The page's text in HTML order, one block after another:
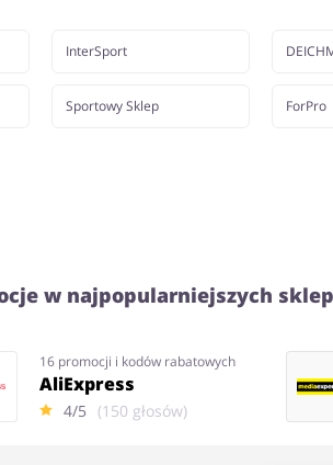
InterSport
Sportowy Sklep ForPro
w najpopularniejszych
16 promocji i kodów rabatowych
AliExpress
4/5 (150 głosów)